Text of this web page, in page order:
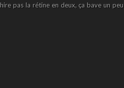
pas la rétine en deux, ça bave un peu